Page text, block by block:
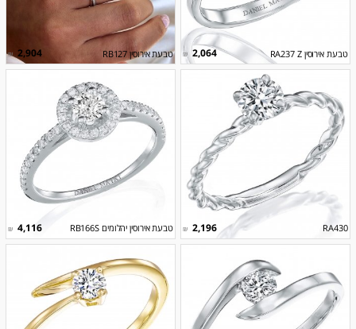
טבעת אירוסין RB127 2,904
₪ טבעת אירוסין RA237 Z 2,064
₪
טבעת אירוסין יהלומים RB166S 4,116
₪ RA430
2,196
₪